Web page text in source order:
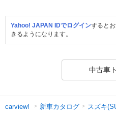
Yahoo! JAPAN IDでログインすると
きるようになります。
中古車
carview! 新車カタログ スズキ